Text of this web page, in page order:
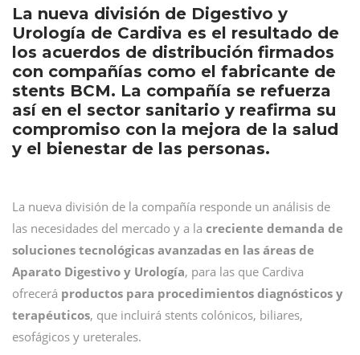
La nueva división de Digestivo y
Urología de Cardiva es el resultado de
los acuerdos de distribución firmados
con compañías como el fabricante de
stents BCM. La compañía se refuerza
así en el sector sanitario y reafirma su
compromiso con la mejora de la salud
y el bienestar de las personas.
La nueva división de la compañía responde un análisis de
las necesidades del mercado y a la creciente demanda de
soluciones tecnológicas avanzadas en las áreas de
Aparato Digestivo y Urología, para las que Cardiva
ofrecerá productos para procedimientos diagnósticos y
terapéuticos, que incluirá stents colónicos, biliares,
esofágicos y ureterales.